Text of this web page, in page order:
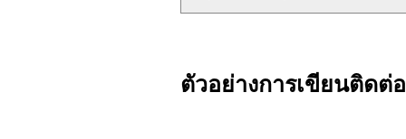
ตัวอย่างการเขียนติดต่